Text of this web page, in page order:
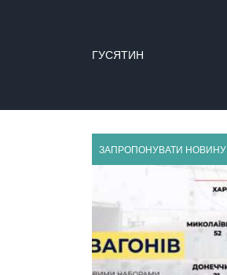
ГУСЯТИН
ЗАПРОПОНУВАТИ НОВИНУ